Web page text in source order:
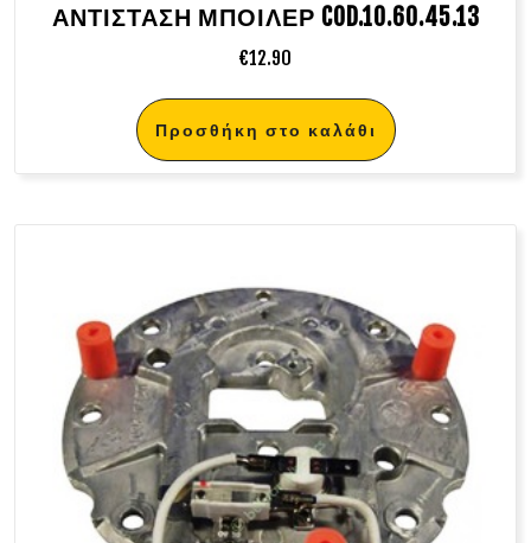
ΑΝΤΙΣΤΑΣΗ ΜΠΟΙΛΕΡ COD.10.60.45.13
€12.90
Προσθήκη στο καλάθι